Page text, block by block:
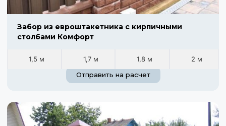
Забор из евроштакетника с кирпичными
столбами Комфорт
1,5 м 1,7 м 1,8 м
2 м
Отправить на расчет